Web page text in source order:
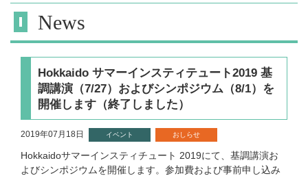
News
Hokkaido サマーインスティテュート2019 基
調講演（7/27）およびシンポジウム（8/1）を
開催します（終了しました）
2019年07月18日 イベント おしらせ
Hokkaidoサマーインスティチュート 2019にて、基調講演お
よびシンポジウムを開催します。参加費および事前申し込み